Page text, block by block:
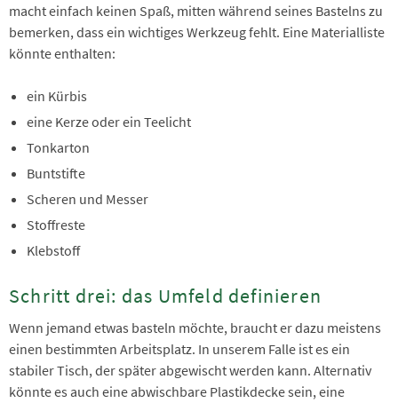
macht einfach keinen Spaß, mitten während seines Bastelns zu
bemerken, dass ein wichtiges Werkzeug fehlt. Eine Materialliste
könnte enthalten:
ein Kürbis
eine Kerze oder ein Teelicht
Tonkarton
Buntstifte
Scheren und Messer
Stoffreste
Klebstoff
Schritt drei: das Umfeld definieren
Wenn jemand etwas basteln möchte, braucht er dazu meistens
einen bestimmten Arbeitsplatz. In unserem Falle ist es ein
stabiler Tisch, der später abgewischt werden kann. Alternativ
könnte es auch eine abwischbare Plastikdecke sein, eine